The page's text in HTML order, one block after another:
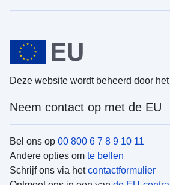
Deze website wordt beheerd door het
Neem contact op met de EU
Bel ons op 00 800 6 7 8 9 10 11
Andere opties om te bellen
Schrijf ons via hetcontactformulier